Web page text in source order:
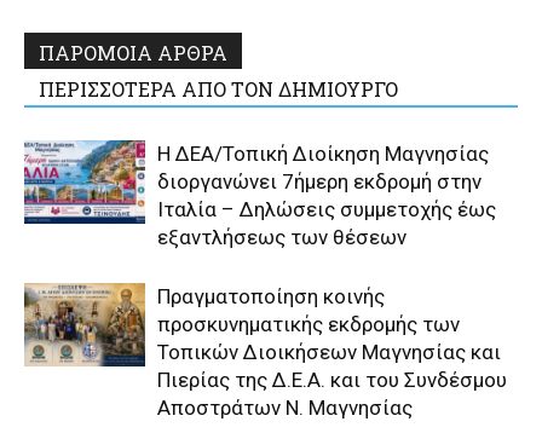
ΠΑΡΟΜΟΙΑ ΑΡΘΡΑ
ΠΕΡΙΣΣΟΤΕΡΑ ΑΠΟ ΤΟΝ ΔΗΜΙΟΥΡΓΟ
Η ΔΕΑ/Τοπική Διοίκηση Μαγνησίας
διοργανώνει 7ήμερη εκδρομή στην
Ιταλία – Δηλώσεις συμμετοχής έως
εξαντλήσεως των θέσεων
Πραγματοποίηση κοινής
προσκυνηματικής εκδρομής των
Τοπικών Διοικήσεων Μαγνησίας και
Πιερίας της Δ.Ε.Α. και του Συνδέσμου
Αποστράτων Ν. Μαγνησίας